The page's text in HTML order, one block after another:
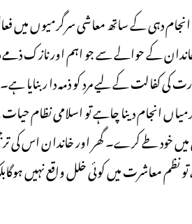
دہی کے ساتھ معاشی سرگرمیوں میں
کے حوالے سے جو اہم اور نازک ذمے
کی کفالت کے لیے مرد کو ذمہ دا ر
انجام دینا چاہے تو اسلامی نظام
خود طے کرے۔ گھر اور خاندان اس کی
نظم معاشرت میں کوئی خلل واقع نہیں